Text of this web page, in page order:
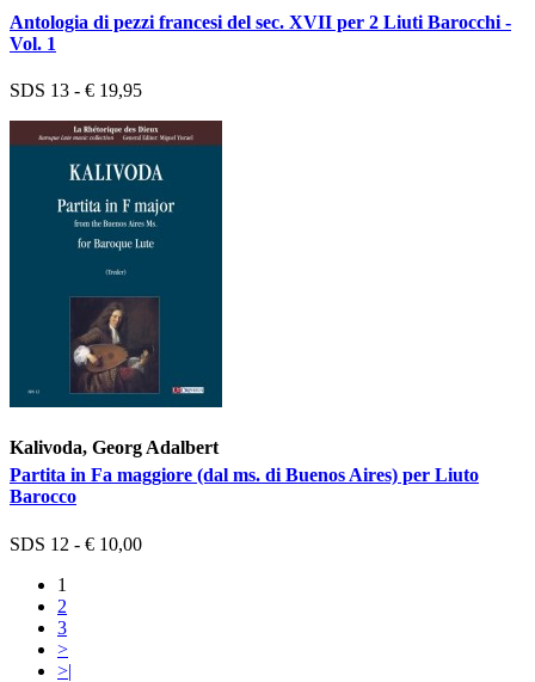
Antologia di pezzi francesi del sec. XVII per 2 Liuti Barocchi -
Vol. 1
SDS 13 - € 19,95
Kalivoda, Georg Adalbert
Partita in Fa maggiore (dal ms. di Buenos Aires) per Liuto
Barocco
SDS 12 - € 10,00
1
2
3
>
>|